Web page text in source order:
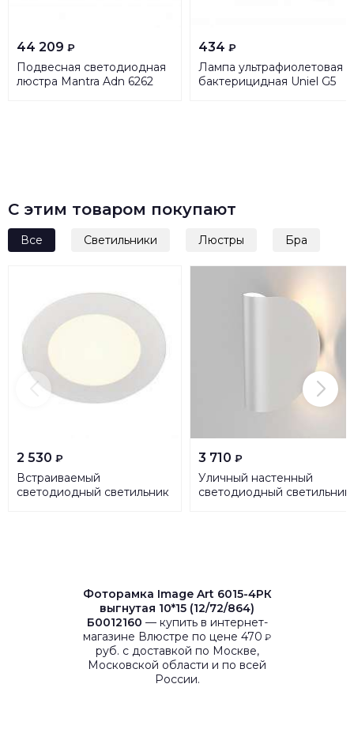
44 209 ₽
Подвесная светодиодная
люстра Mantra Adn 6262
434 ₽
Лампа ультрафиолетовая
бактерицидная Uniel G5
С этим товаром покупают
Все Светильники Люстры Бра
2 530 ₽
Встраиваемый
светодиодный светильник
3 710 ₽
Уличный настенный
светодиодный светильник
Фоторамка Image Art 6015-4PК
выгнутая 10*15 (12/72/864)
Б0012160 — купить в интернет-
магазине Влюстре по цене 470 ₽
руб. с доставкой по Москве,
Московской области и по всей
России.